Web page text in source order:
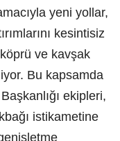
yeni yollar,
kesintisiz
ve kavşak
Bu kapsamda
ekipleri,
istikametine